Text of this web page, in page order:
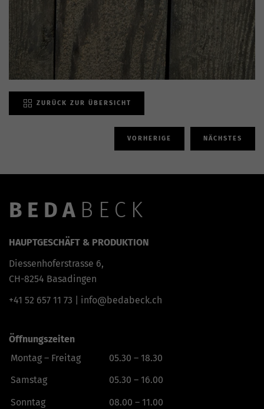
ZURÜCK ZUR ÜBERSICHT
VORHERIGE NÄCHSTES
BEDA BECK
HAUPTGESCHÄFT & PRODUKTION
Diessenhoferstrasse 6,
CH-8254 Basadingen
+41 52 657 11 73
info@bedabeck.ch
Öffnungszeiten
Montag – Freitag
05.30 – 18.30
Samstag
05.30 – 16.00
Sonntag
08.00 – 11.00